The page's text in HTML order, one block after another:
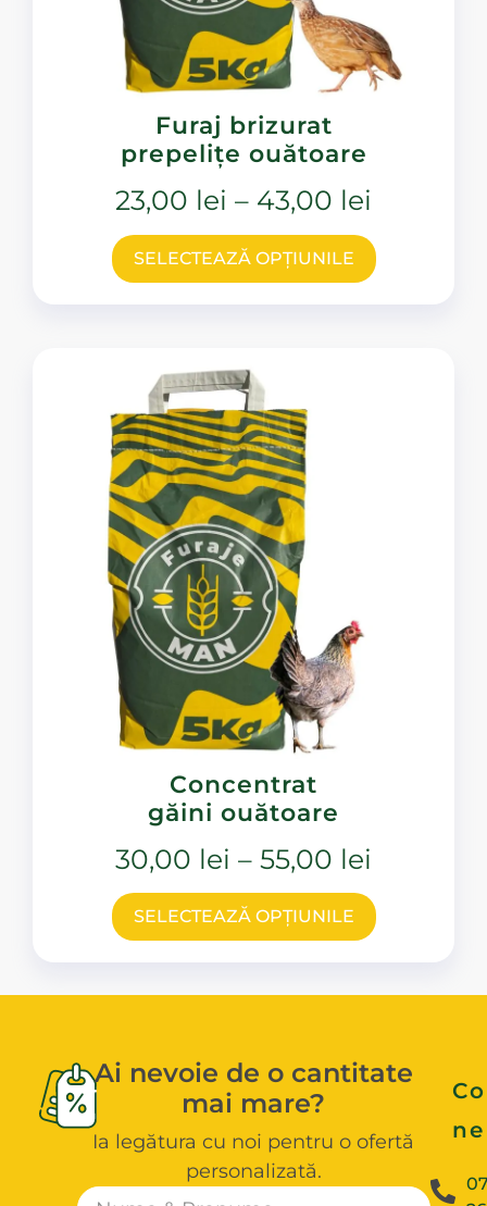
Furaj brizurat
prepelițe ouătoare
23,00 lei – 43,00 lei
SELECTEAZĂ OPȚIUNILE
Concentrat
găini ouătoare
30,00 lei – 55,00 lei
SELECTEAZĂ OPȚIUNILE
Ai nevoie de o cantitate
mai mare?
Ia legătura cu noi pentru o ofertă
personalizată.
ne